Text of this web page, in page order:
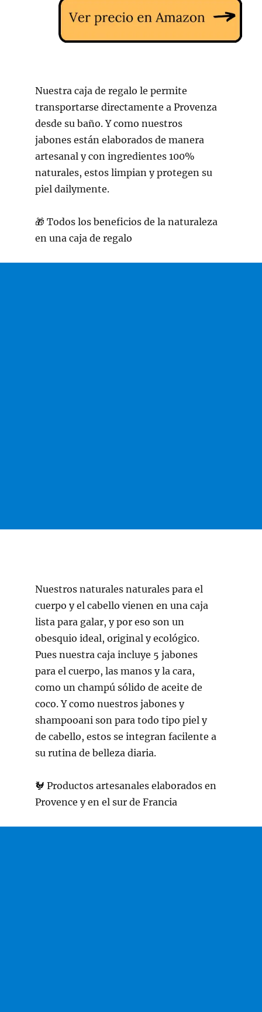
Nuestra caja de regalo le permite
transportarse directamente a Provenza
desde su baño. Y como nuestros
jabones están elaborados de manera
artesanal y con ingredientes 100%
naturales, estos limpian y protegen su
piel dailymente.
🎁 Todos los beneficios de la naturaleza
en una caja de regalo
Nuestros naturales naturales para el
cuerpo y el cabello vienen en una caja
lista para galar, y por eso son un
obesquio ideal, original y ecológico.
Pues nuestra caja incluye 5 jabones
para el cuerpo, las manos y la cara,
como un champú sólido de aceite de
coco. Y como nuestros jabones y
shampooani son para todo tipo piel y
de cabello, estos se integran facilente a
su rutina de belleza diaria.
🐓 Productos artesanales elaborados en
Provence y en el sur de Francia